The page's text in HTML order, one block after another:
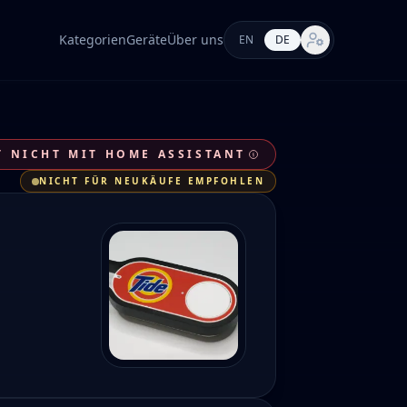
KategorienGeräteÜber uns EN DE Markt-
NICHT MIT HOME ASSISTANT
NICHT FÜR NEUKÄUFE EMPFOHLEN